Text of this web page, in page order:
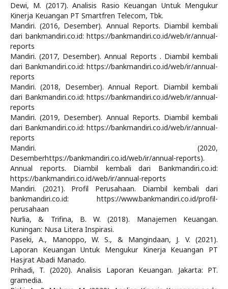
Dewi, M. (2017). Analisis Rasio Keuangan Untuk Mengukur
Kinerja Keuangan PT Smartfren Telecom, Tbk.
Mandiri. (2016, Desember). Annual Reports. Diambil kembali
dari bankmandiri.co.id: https://bankmandiri.co.id/web/ir/annual-
reports
Mandiri. (2017, Desember). Annual Reports . Diambil kembali
dari Bankmandiri.co.id: https://bankmandiri.co.id/web/ir/annual-
reports
Mandiri. (2018, Desember). Annual Report. Diambil kembali
dari Bankmandiri.co.id: https://bankmandiri.co.id/web/ir/annual-
reports
Mandiri. (2019, Desember). Annual Reports. Diambil kembali
dari Bankmandiri.co.id: https://bankmandiri.co.id/web/ir/annual-
reports
Mandiri. (2020,
Desemberhttps://bankmandiri.co.id/web/ir/annual-reports).
Annual reports. Diambil kembali dari Bankmandiri.co.id:
https://bankmandiri.co.id/web/ir/annual-reports
Mandiri. (2021). Profil Perusahaan. Diambil kembali dari
bankmandiri.co.id: https://www.bankmandiri.co.id/profil-
perusahaan
Nurlia, & Trifina, B. W. (2018). Manajemen Keuangan.
Kuningan: Nusa Litera Inspirasi.
Paseki, A., Manoppo, W. S., & Mangindaan, J. V. (2021).
Laporan Keuangan Untuk Mengukur Kinerja Keuangan PT
Hasjrat Abadi Manado.
Prihadi, T. (2020). Analisis Laporan Keuangan. Jakarta: PT.
gramedia.